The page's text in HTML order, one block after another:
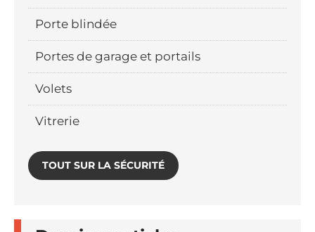
Porte blindée
Portes de garage et portails
Volets
Vitrerie
TOUT SUR LA SÉCURITÉ